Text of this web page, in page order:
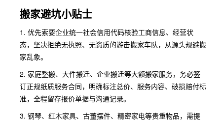
搬家避坑小贴士
1. 优先索要企业统一社会信用代码核验工商信息、经营状
态，坚决拒绝无执照、无资质的游击搬家车队，从源头规避搬
家乱象。
2. 家庭整搬、大件搬迁、企业搬迁等大额搬家服务，务必签
订正规纸质服务合同，明确标注总价、服务内容、破损赔付标
准，全程留存报价单据与沟通记录。
3. 钢琴、红木家具、古董摆件、精密家电等贵重物品，需提